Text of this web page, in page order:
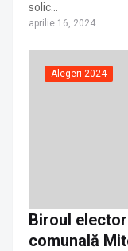
solic…
aprilie 16, 2024
Alegeri 2024
Biroul
comunală